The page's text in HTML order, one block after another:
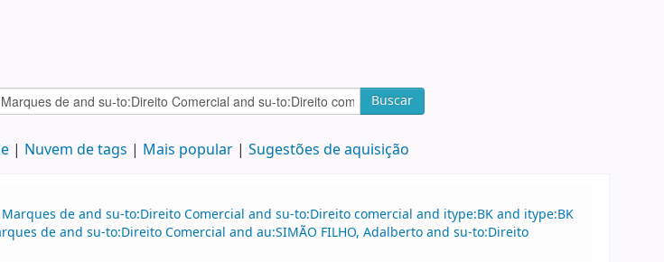
Buscar
Nuvem de tags Mais popular Sugestões de aquisição
de and su-to:Direito Comercial and su-to:Direito comercial and itype:BK and itype:BK
de and su-to:Direito Comercial and au:SIMÃO FILHO, Adalberto and su-to:Direito